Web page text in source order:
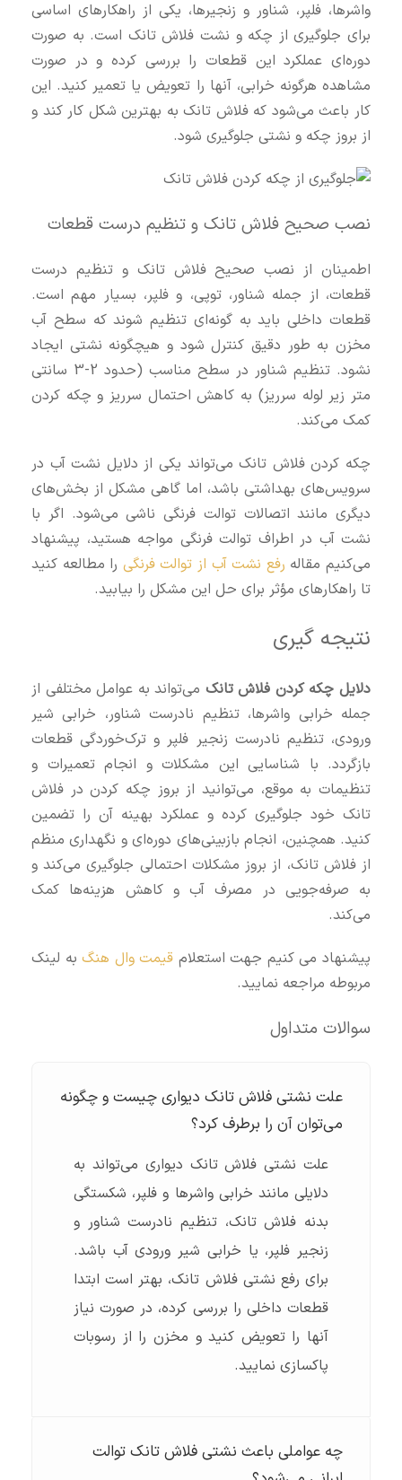
واشرها، فلپر، شناور و زنجیرها، یکی از راهکارهای اساسی
برای جلوگیری از چکه و نشت فلاش تانک است. به صورت
دوره‌ای عملکرد این قطعات را بررسی کرده و در صورت
مشاهده هرگونه خرابی، آنها را تعویض یا تعمیر کنید. این
کار باعث می‌شود که فلاش تانک به بهترین شکل کار کند و
از بروز چکه و نشتی جلوگیری شود.
نصب صحیح فلاش تانک و تنظیم درست قطعات
اطمینان از نصب صحیح فلاش تانک و تنظیم درست
قطعات، از جمله شناور، توپی، و فلپر، بسیار مهم است.
قطعات داخلی باید به گونه‌ای تنظیم شوند که سطح آب
مخزن به طور دقیق کنترل شود و هیچگونه نشتی ایجاد
نشود. تنظیم شناور در سطح مناسب (حدود 2-3 سانتی‌
متر زیر لوله سرریز) به کاهش احتمال سرریز و چکه کردن
کمک می‌کند.
چکه کردن فلاش تانک می‌تواند یکی از دلایل نشت آب در
سرویس‌های بهداشتی باشد، اما گاهی مشکل از بخش‌های
دیگری مانند اتصالات توالت فرنگی ناشی می‌شود. اگر با
نشت آب در اطراف توالت فرنگی مواجه هستید، پیشنهاد
می‌کنیم مقاله رفع نشت آب از توالت فرنگی را مطالعه کنید
تا راهکارهای مؤثر برای حل این مشکل را بیابید.
نتیجه‌ گیری
دلایل چکه کردن فلاش تانک می‌تواند به عوامل مختلفی از
جمله خرابی واشرها، تنظیم نادرست شناور، خرابی شیر
ورودی، تنظیم نادرست زنجیر فلپر و ترک‌خوردگی قطعات
بازگردد. با شناسایی این مشکلات و انجام تعمیرات و
تنظیمات به موقع، می‌توانید از بروز چکه کردن در فلاش
تانک خود جلوگیری کرده و عملکرد بهینه آن را تضمین
کنید. همچنین، انجام بازبینی‌های دوره‌ای و نگهداری منظم
از فلاش تانک، از بروز مشکلات احتمالی جلوگیری می‌کند و
به صرفه‌جویی در مصرف آب و کاهش هزینه‌ها کمک
می‌کند.
پیشنهاد می کنیم جهت استعلام قیمت وال هنگبه لینک
مربوطه مراجعه نمایید.
سوالات متداول
علت نشتی فلاش تانک دیواری چیست و چگونه
می‌توان آن را برطرف کرد؟
علت نشتی فلاش تانک دیواری می‌تواند به
دلایلی مانند خرابی واشرها و فلپر، شکستگی
بدنه فلاش تانک، تنظیم نادرست شناور و
زنجیر فلپر، یا خرابی شیر ورودی آب باشد.
برای رفع نشتی فلاش تانک، بهتر است ابتدا
قطعات داخلی را بررسی کرده، در صورت نیاز
آنها را تعویض کنید و مخزن را از رسوبات
پاکسازی نمایید.
چه عواملی باعث نشتی فلاش تانک توالت